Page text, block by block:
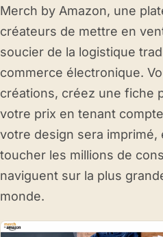
Merch by Amazon, une
créateurs de mettre en
soucier de la logistique
commerce électronique.
créations, créez une fiche
votre prix en tenant
votre design sera imprimé,
toucher les millions de
naviguent sur la plus
monde.